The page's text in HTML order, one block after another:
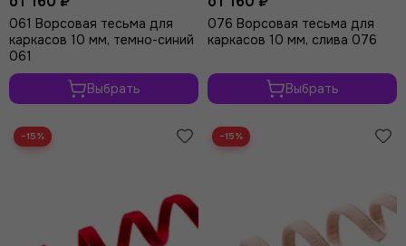
061 Ворсовая тесьма для
каркасов 10 мм, темно-синий
061
Выбрать
076 Ворсовая тесьма для
каркасов 10 мм, слива 076
Выбрать
−15% −15%